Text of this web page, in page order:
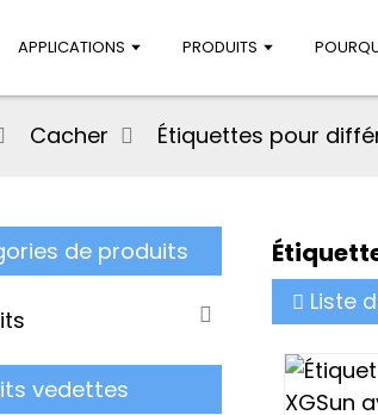
APPLICATIONS PRODUITS
Cacher Étiquettes pour
de produits
vedettes
Liste